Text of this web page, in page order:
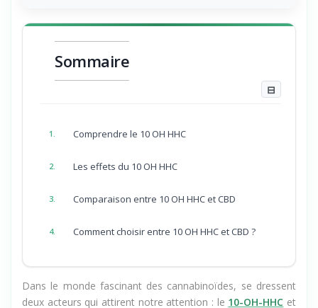
1. Comprendre le 10 OH HHC
2. Les effets du 10 OH HHC
3. Comparaison entre 10 OH HHC et CBD